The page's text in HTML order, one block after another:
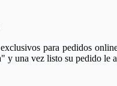
para pedidos
una vez listo su pedido le